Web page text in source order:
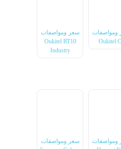
ومواصفات
Oukitel
سعر ومواصفات
Oukitel RT10
Industry
ومواصفات
سعر ومواصفات